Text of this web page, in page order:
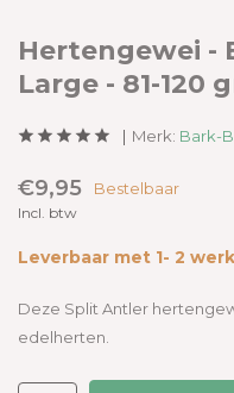
Hertengewei -
Large - 81-120
Merk: Bark-
€9,95 Bestelbaar
Incl. btw
Leverbaar met 1- 2
Deze Split Antler
edelherten.